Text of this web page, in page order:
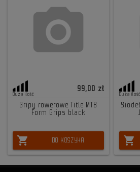
Duża ilość
99,00 zł
Gripy rowerowe Title MTB
Form Grips black
shopping_cart DO KOSZYKA
Duża ilość
shopping_cart